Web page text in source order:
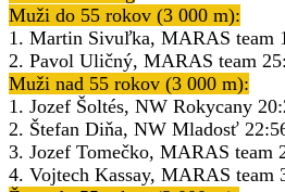
Muži do 55 rokov (3 000 m):
1. Martin Sivuľka, MARAS team
2. Pavol Uličný, MARAS team
Muži nad 55 rokov (3 000 m):
1. Jozef Šoltés, NW Rokycany
2. Štefan Diňa, NW Mladosť
3. Jozef Tomečko, MARAS team
4. Vojtech Kassay, MARAS team